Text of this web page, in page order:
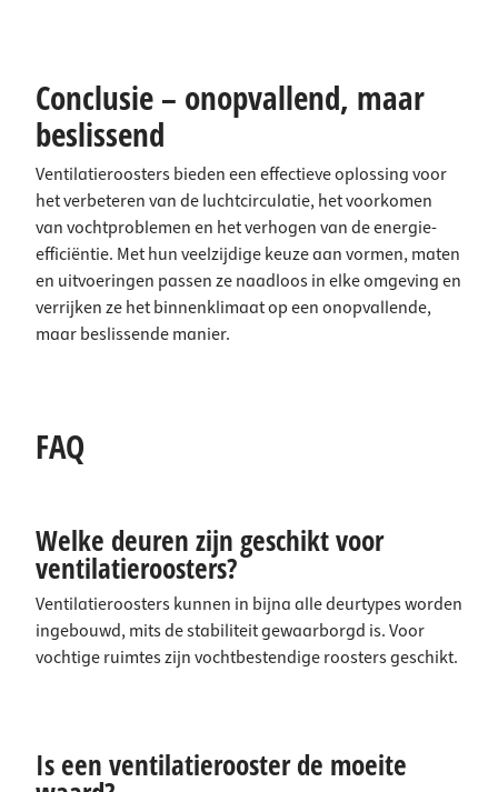
Conclusie – onopvallend, maar
beslissend
Ventilatieroosters bieden een effectieve oplossing voor
het verbeteren van de luchtcirculatie, het voorkomen
van vochtproblemen en het verhogen van de energie-
efficiëntie. Met hun veelzijdige keuze aan vormen, maten
en uitvoeringen passen ze naadloos in elke omgeving en
verrijken ze het binnenklimaat op een onopvallende,
maar beslissende manier.
FAQ
Welke deuren zijn geschikt voor
ventilatieroosters?
Ventilatieroosters kunnen in bijna alle deurtypes worden
ingebouwd, mits de stabiliteit gewaarborgd is. Voor
vochtige ruimtes zijn vochtbestendige roosters geschikt.
Is een ventilatierooster de moeite